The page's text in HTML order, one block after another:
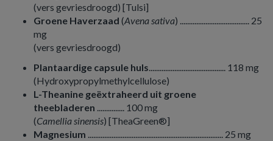
(vers gevriesdroogd) [Tulsi]
Groene Haverzaad (Avena sativa) ...................................... 25
mg
(vers gevriesdroogd)
Plantaardige capsule huls.......................................... 118 mg
(Hydroxypropylmethylcellulose)
L-Theanine geëxtraheerd uit groene
theebladeren ............... 100 mg
(Camellia sinensis) [TheaGreen®]
Magnesium .......................................................................... 25 mg